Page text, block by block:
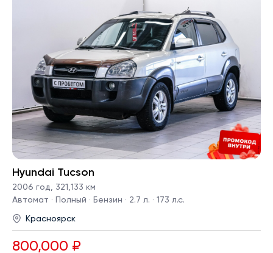
Hyundai Tucson
2006 год, 321,133 км
Автомат · Полный · Бензин · 2.7 л. · 173 л.с.
Красноярск
800,000 ₽